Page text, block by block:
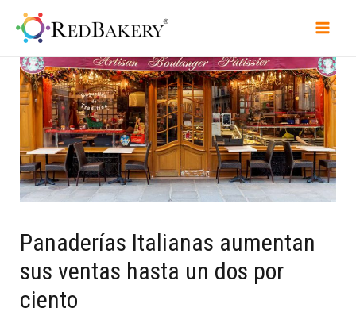
Panaderías Italianas aumentan
sus ventas hasta un dos por
ciento